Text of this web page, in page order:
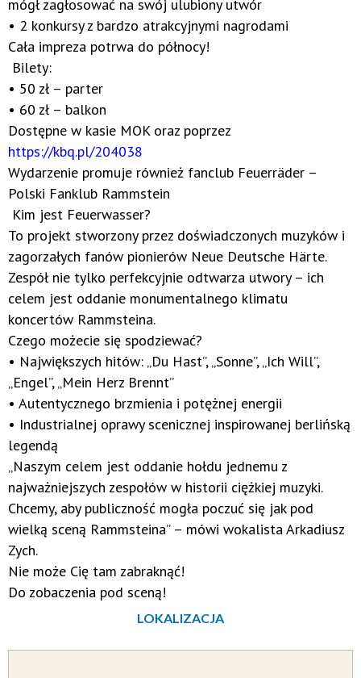
mógł zagłosować na swój ulubiony utwór
• 2 konkursy z bardzo atrakcyjnymi nagrodami
Cała impreza potrwa do północy!
Bilety:
• 50 zł – parter
• 60 zł – balkon
Dostępne w kasie MOK oraz poprzez
https://kbq.pl/204038
Wydarzenie promuje również fanclub Feuerräder –
Polski Fanklub Rammstein
Kim jest Feuerwasser?
To projekt stworzony przez doświadczonych muzyków i
zagorzałych fanów pionierów Neue Deutsche Härte.
Zespół nie tylko perfekcyjnie odtwarza utwory – ich
celem jest oddanie monumentalnego klimatu
koncertów Rammsteina.
Czego możecie się spodziewać?
• Największych hitów: „Du Hast”, „Sonne”, „Ich Will”,
„Engel”, „Mein Herz Brennt”
• Autentycznego brzmienia i potężnej energii
• Industrialnej oprawy scenicznej inspirowanej berlińską
legendą
„Naszym celem jest oddanie hołdu jednemu z
najważniejszych zespołów w historii ciężkiej muzyki.
Chcemy, aby publiczność mogła poczuć się jak pod
wielką sceną Rammsteina” – mówi wokalista Arkadiusz
Zych.
Nie może Cię tam zabraknąć!
Do zobaczenia pod sceną!
LOKALIZACJA